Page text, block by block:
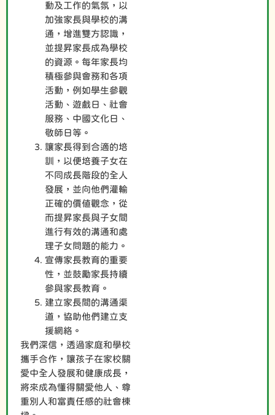
動及工作的氣氛，以
加強家長與學校的溝
通，增進雙方認識，
並提昇家長成為學校
的資源。每年家長均
積極參與會務和各項
活動，例如學生參觀
活動、遊戲日、社會
服務、中國文化日、
敬師日等。
讓家長得到合適的培
訓，以便培養子女在
不同成長階段的全人
發展，並向他們灌輸
正確的價值觀念，從
而提昇家長與子女間
進行有效的溝通和處
理子女問題的能力。
宣傳家長教育的重要
性，並鼓勵家長持續
參與家長教育。
建立家長間的溝通渠
道，協助他們建立支
援網絡。
我們深信，透過家庭和學校
攜手合作，讓孩子在家校關
愛中全人發展和健康成長，
將來成為懂得關愛他人、尊
重別人和富責任感的社會棟